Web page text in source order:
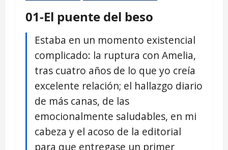
01-El puente del beso
Estaba en un momento existencial
complicado: la ruptura con Amelia,
tras cuatro años de lo que yo creía
excelente relación; el hallazgo diario
de más canas, de las
emocionalmente saludables, en mi
cabeza y el acoso de la editorial
para que entregase un primer